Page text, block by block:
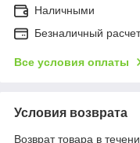
Наличными
Безналичный расчет
Все условия оплаты
Условия возврата
Возврат товара в